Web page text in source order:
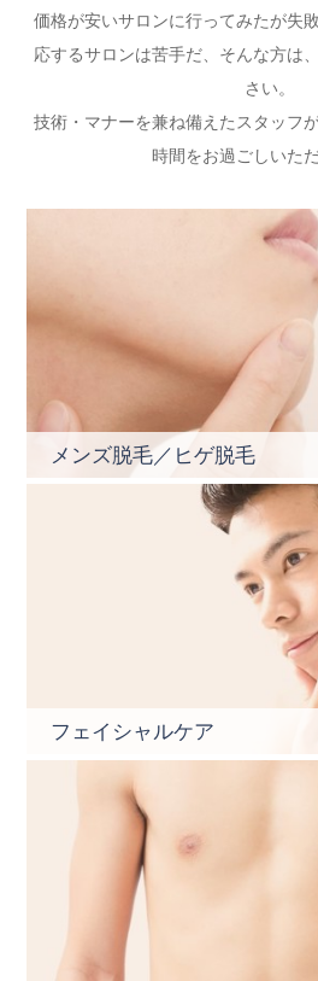
価格が安いサロンに行ってみたが失
応するサロンは苦手だ、そんな方は
さい。
技術・マナーを兼ね備えたスタッフ
時間をお過ごしいただ
メンズ脱毛／ヒゲ脱毛
フェイシャルケア